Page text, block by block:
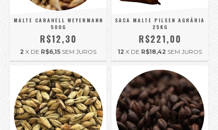
MALTE CARAHELL WEYERMANN
500G
R$12,30
2 X DE R$6,15 SEM JUROS
SACA MALTE PILSEN AGRÁRIA
25KG
R$221,00
12 X DE R$18,42 SEM JUROS